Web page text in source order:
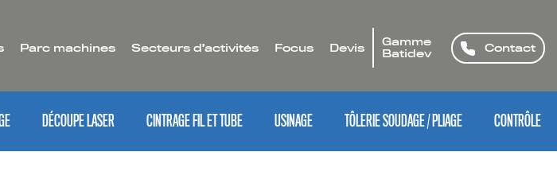
Parc machines Secteurs d’activités Focus Devis
Gamme
Batidev
Contact
DÉCOUPE LASER CINTRAGE FIL ET TUBE USINAGE TÔLERIE SOUDAGE / PLIAGE CONTRÔLE